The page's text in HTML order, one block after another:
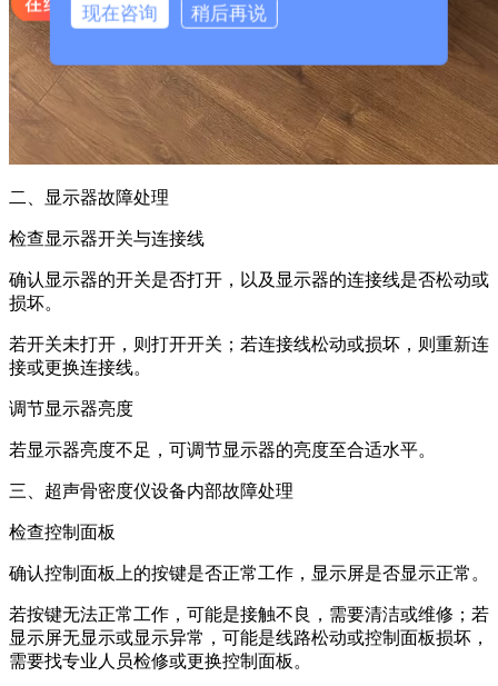
二、显示器故障处理
检查显示器开关与连接线
确认显示器的开关是否打开，以及显示器的连接线是否松动或
损坏。
若开关未打开，则打开开关；若连接线松动或损坏，则重新连
接或更换连接线。
调节显示器亮度
若显示器亮度不足，可调节显示器的亮度至合适水平。
三、超声骨密度仪设备内部故障处理
检查控制面板
确认控制面板上的按键是否正常工作，显示屏是否显示正常。
若按键无法正常工作，可能是接触不良，需要清洁或维修；若
显示屏无显示或显示异常，可能是线路松动或控制面板损坏，
需要找专业人员检修或更换控制面板。
现在咨询 稍后再说